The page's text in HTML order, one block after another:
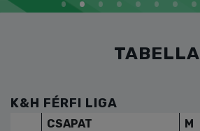
TABELLA
K&H FÉRFI LIGA
CSAPAT M